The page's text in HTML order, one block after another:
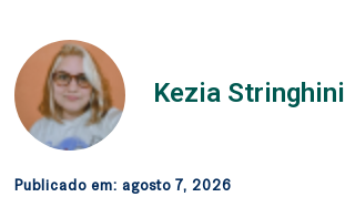
Kezia Stringhini
Publicado em:agosto 7, 2026